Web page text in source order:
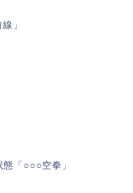
」
「○○○空拳」